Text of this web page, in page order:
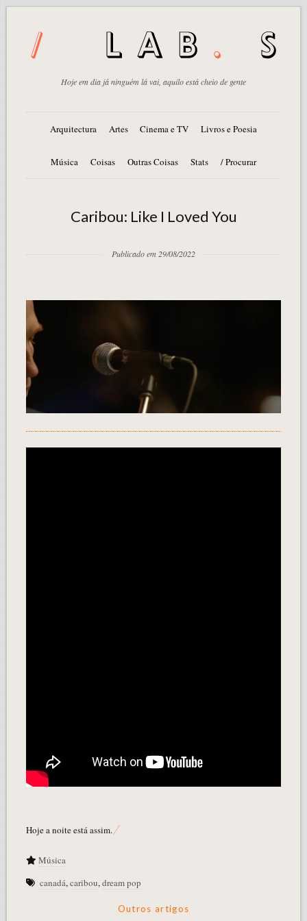
Hoje em dia já ninguém lá vai, aquilo está cheio de gente
Arquitectura Artes Cinema e TV Livros e Poesia
Música Coisas Outras Coisas Stats / Procurar
Caribou: Like I Loved You
Publicado em 29/08/2022
Hoje a noite está assim.
Música
canadá,caribou,dream pop
Outros artigos